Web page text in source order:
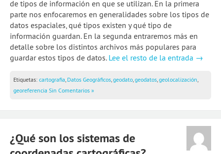
de tipos de información en que se utilizan. En la primera
parte nos enfocaremos en generalidades sobre los tipos de
datos espaciales, qué tipos existen y qué tipo de
información guardan. En la segunda entraremos más en
detalle sobre los distintos archivos más populares para
guardar estos tipos de datos. Lee el resto de la entrada →
Etiquetas: cartografia, Datos Geográficos,geodato,geodatos,geolocalización,
georeferencia Sin Comentarios »
¿Qué son los sistemas de